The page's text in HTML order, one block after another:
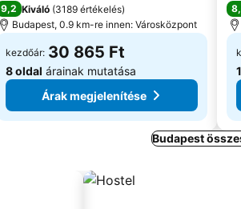
9,2 Kiváló (3189 értékelés)
Budapest, 0.9 km-re innen: Városközpont
kezdőár: 30 865 Ft
8 oldal árainak mutatása
Árak megjelenítése
Budapest